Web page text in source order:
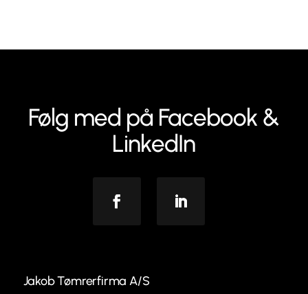
Følg med på Facebook &
LinkedIn
Jakob Tømrerfirma A/S